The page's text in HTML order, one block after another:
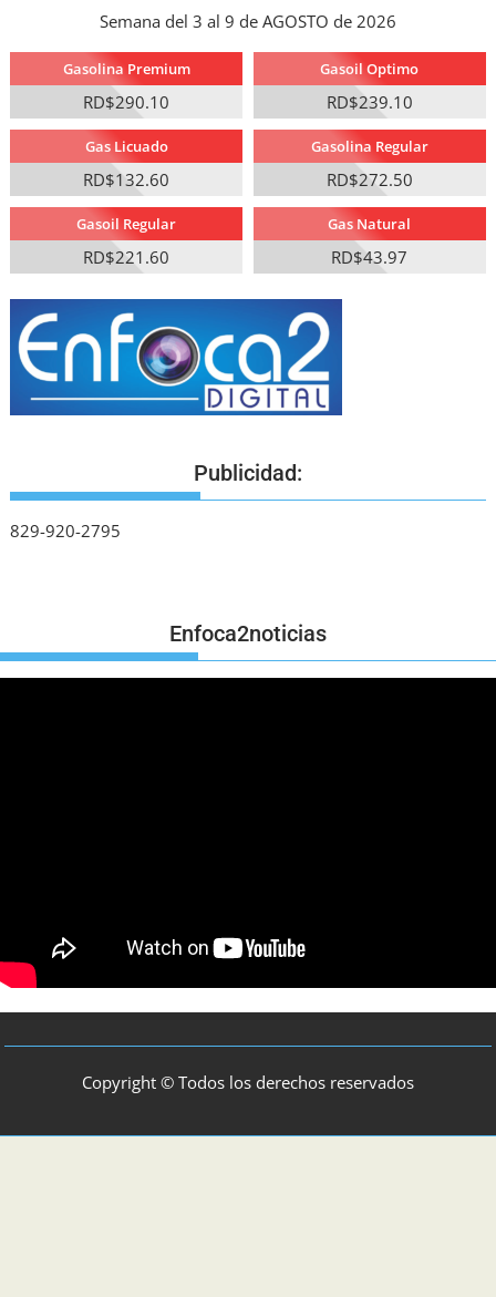
Semana del 3 al 9 de AGOSTO de 2026
Gasolina Premium
RD$290.10
Gasoil Optimo
RD$239.10
Gas Licuado
RD$132.60
Gasolina Regular
RD$272.50
Gasoil Regular
RD$221.60
Gas Natural
RD$43.97
Publicidad:
829-920-2795
Enfoca2noticias
Copyright © Todos los derechos reservados